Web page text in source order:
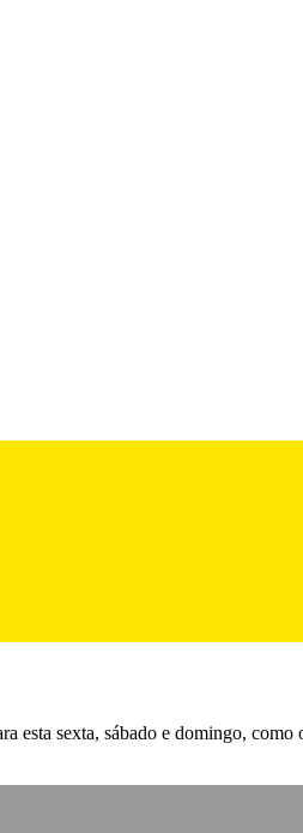
esta sexta, sábado e domingo,